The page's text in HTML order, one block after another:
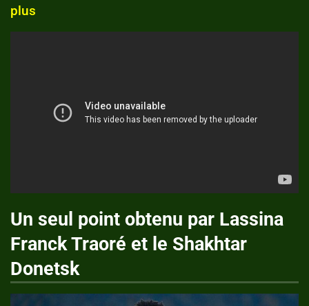
plus
Un seul point obtenu par Lassina
Franck Traoré et le Shakhtar
Donetsk